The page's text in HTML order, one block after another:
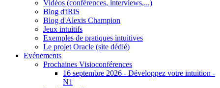
Vidéos (conférences, interviews,...)
Blog d'iRiS
Blog d'Alexis Champion
Jeux intuitifs
Exemples de pratiques intuitives
Le projet Oracle (site dédié)
Evénements
Prochaines Visioconférences
16 septembre 2026 - Développez votre intuition -
N1